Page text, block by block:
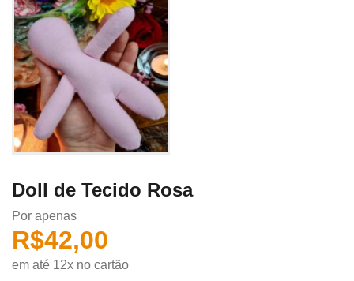
Doll de Tecido Rosa
Por apenas
R$42,00
em até 12x no cartão